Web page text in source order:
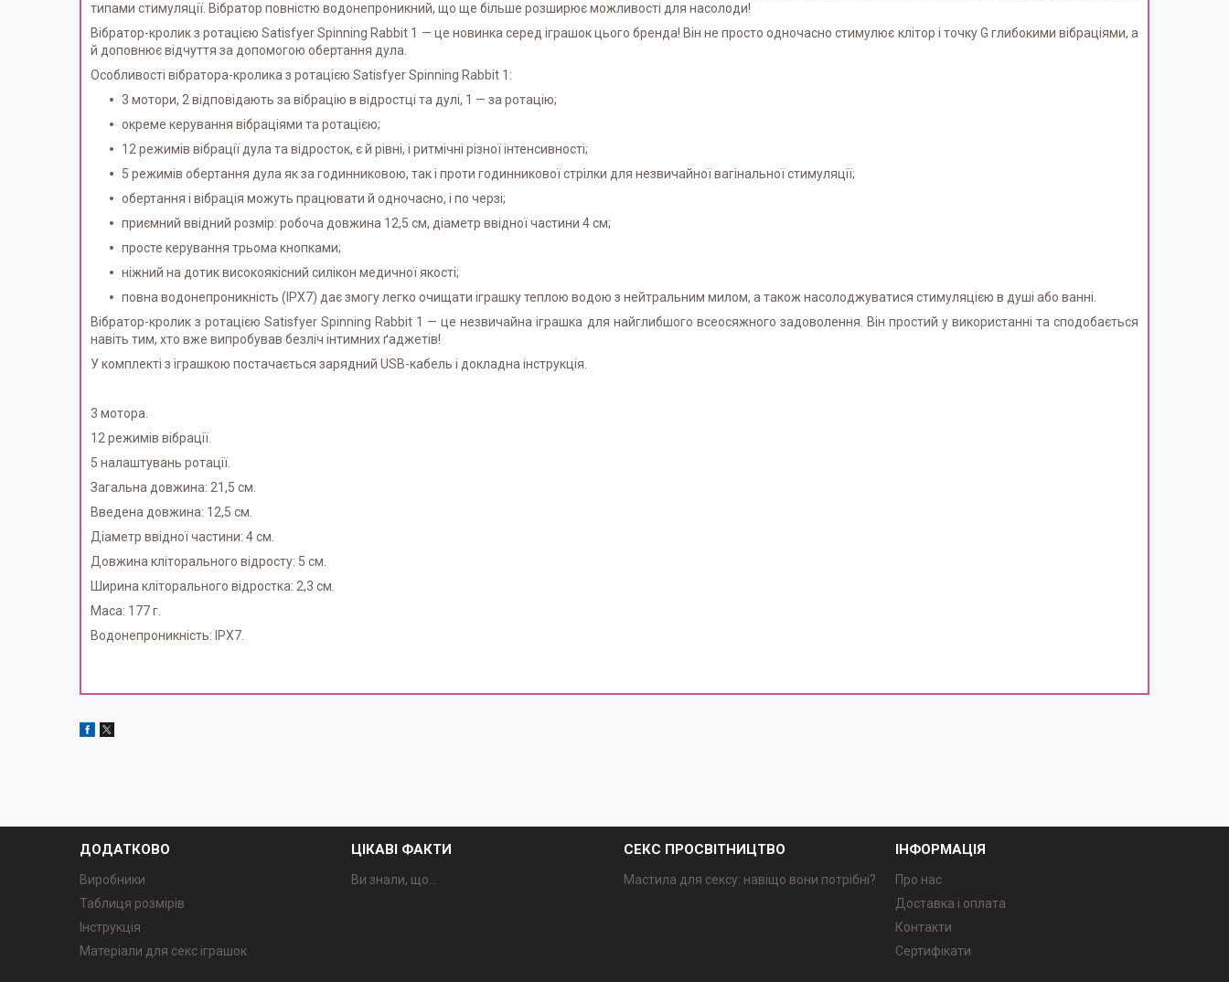
типами стимуляції. Вібратор повністю водонепроникний, що ще більше розширює можливості для насолоди!
Вібратор-кролик з ротацією Satisfyer Spinning Rabbit 1 — це новинка серед іграшок цього бренда! Він не просто одночасно стимулює клітор і точку G глибокими вібраціями, а
й доповнює відчуття за допомогою обертання дула.
Особливості вібратора-кролика з ротацією Satisfyer Spinning Rabbit 1:
3 мотори, 2 відповідають за вібрацію в відростці та дулі, 1 — за ротацію;
окреме керування вібраціями та ротацією;
12 режимів вібрації дула та відросток, є й рівні, і ритмічні різної інтенсивності;
5 режимів обертання дула як за годинниковою, так і проти годинникової стрілки для незвичайної вагінальної стимуляції;
обертання і вібрація можуть працювати й одночасно, і по черзі;
приємний ввідний розмір: робоча довжина 12,5 см, діаметр ввідної частини 4 см;
просте керування трьома кнопками;
ніжний на дотик високоякісний силікон медичної якості;
повна водонепроникність (IPX7) дає змогу легко очищати іграшку теплою водою з нейтральним милом, а також насолоджуватися стимуляцією в душі або ванні.
Вібратор-кролик з ротацією Satisfyer Spinning Rabbit 1 — це незвичайна іграшка для найглибшого всеосяжного задоволення. Він простий у використанні та сподобається
навіть тим, хто вже випробував безліч інтимних ґаджетів!
У комплекті з іграшкою постачається зарядний USB-кабель і докладна інструкція.
3 мотора.
12 режимів вібрації.
5 налаштувань ротації.
Загальна довжина: 21,5 см.
Введена довжина: 12,5 см.
Діаметр ввідної частини: 4 см.
Довжина кліторального відросту: 5 см.
Ширина кліторального відростка: 2,3 см.
Маса: 177 г.
Водонепроникність: IPX7.
ДОДАТКОВО
Виробники
Таблиця розмірів
Інструкція
Матеріали для секс іграшок
ЦІКАВІ ФАКТИ
Ви знали, що...
СЕКС ПРОСВІТНИЦТВО
Мастила для сексу: навіщо вони потрібні?
ІНФОРМАЦІЯ
Про нас
Доставка і оплата
Контакти
Сертифікати